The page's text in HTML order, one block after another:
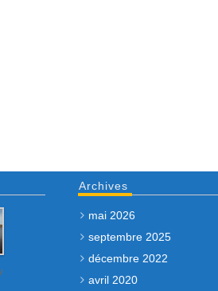
Archives
mai 2026
septembre 2025
décembre 2022
avril 2020